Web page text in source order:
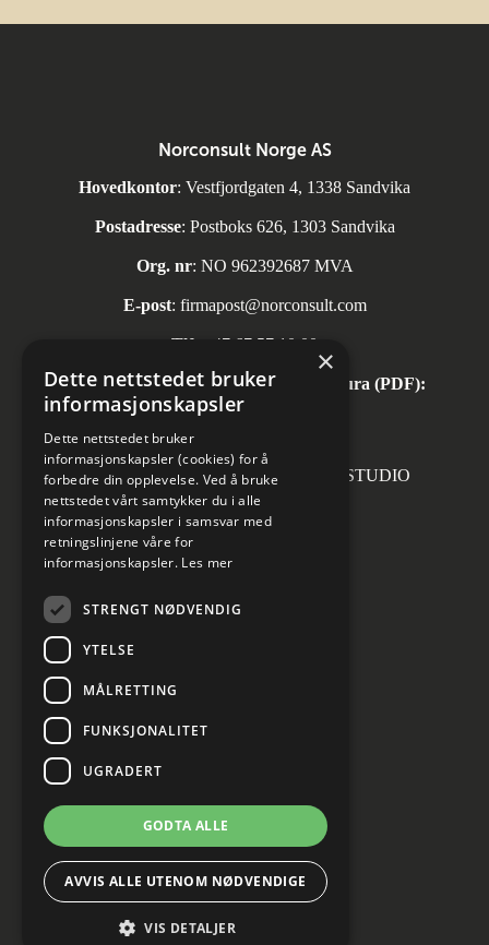
Norconsult Norge AS
Hovedkontor: Vestfjordgaten 4, 1338 Sandvika
Postadresse: Postboks 626, 1303 Sandvika
Org. nr: NO 962392687 MVA
E-post: firmapost@norconsult.com
Tlf: +47 67 57 10 00
Automatisk mottak av inngående faktura (PDF):
invoice.no@norconsult.com
Forsidefoto: RASMUS HJORTSHOJ STUDIO
Cookies innstillinger
×
Dette nettstedet bruker
informasjonskapsler
Dette nettstedet bruker
informasjonskapsler (cookies) for å
forbedre din opplevelse. Ved å bruke
nettstedet vårt samtykker du i alle
informasjonskapsler i samsvar med
retningslinjene våre for
informasjonskapsler. Les mer
STRENGT NØDVENDIG
YTELSE
MÅLRETTING
FUNKSJONALITET
UGRADERT
GODTA ALLE
AVVIS ALLE UTENOM NØDVENDIGE
VIS DETALJER